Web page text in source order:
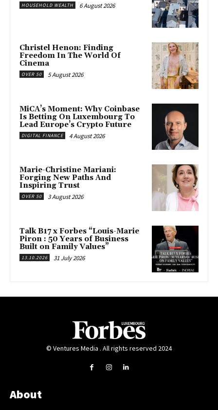
HOUSEHOLD WEALTH 6 August 2026
Christel Henon: Finding
Freedom In The World Of
Cinema
OVER 50 5 August 2026
MiCA’s Moment: Why Coinbase
Is Betting On Luxembourg To
Lead Europe’s Crypto Future
DIGITAL FINANCE 4 August 2026
Marie-Christine Mariani:
Forging New Paths And
Inspiring Trust
OVER 50 3 August 2026
Talk B17 x Forbes “Louis-Marie
Piron : 50 Years of Business
Built on Family Values”
13.10.2026 31 July 2026
© Ventures Media . All rights reserved 2024
About